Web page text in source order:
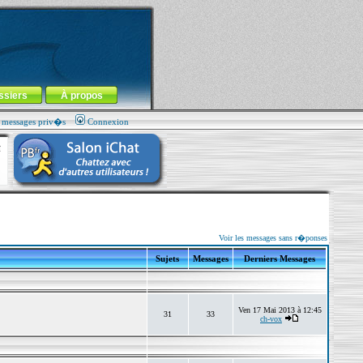
À propos
priv�s Connexion
Voir les messages sans r�ponses
Sujets Messages Derniers Messages
31 33
Ven 17 Mai 2013 à 12:45
ch-vox